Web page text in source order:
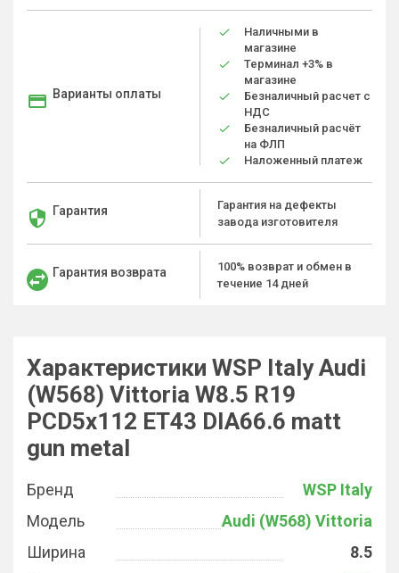
Варианты оплаты
Наличными в
магазине
Терминал +3% в
магазине
Безналичный расчет с
НДС
Безналичный расчёт
на ФЛП
Наложенный платеж
Гарантия
Гарантия на дефекты
завода изготовителя
Гарантия возврата
100% возврат и обмен в
течение 14 дней
Характеристики WSP Italy Audi
(W568) Vittoria W8.5 R19
PCD5x112 ET43 DIA66.6 matt
gun metal
Бренд
WSP Italy
Модель
Audi (W568) Vittoria
Ширина
8.5